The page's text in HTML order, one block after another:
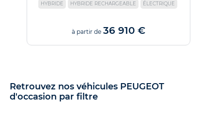
HYBRIDE HYBRIDE RECHARGEABLE ÉLECTRIQUE
à partir de 36 910 €
Retrouvez nos véhicules PEUGEOT
d'occasion par filtre